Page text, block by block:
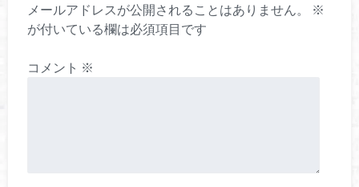
メールアドレスが公開されることはありません。
※
が付いている欄は必須項目です
コメント ※